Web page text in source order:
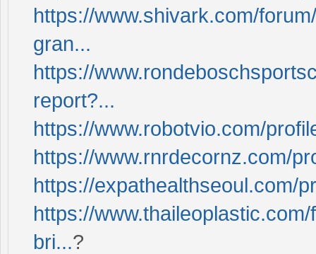
https://www.shivark.com/
gran...
https://
report?...
https://www.robotvio.com/
https://www.rnrdecornz.com/
https://expathealthseoul.com/
https://
bri...?